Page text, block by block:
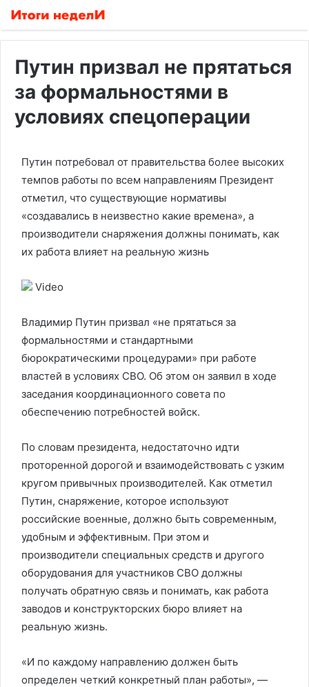
Путин призвал не прятаться
за формальностями в
условиях спецоперации
Путин потребовал от правительства более высоких
темпов работы по всем направлениям Президент
отметил, что существующие нормативы
«создавались в неизвестно какие времена», а
производители снаряжения должны понимать, как
их работа влияет на реальную жизнь
Video
Владимир Путин призвал «не прятаться за
формальностями и стандартными
бюрократическими процедурами» при работе
властей в условиях СВО. Об этом он заявил в ходе
заседания координационного совета по
обеспечению потребностей войск.
По словам президента, недостаточно идти
проторенной дорогой и взаимодействовать с узким
кругом привычных производителей. Как отметил
Путин, снаряжение, которое используют
российские военные, должно быть современным,
удобным и эффективным. При этом и
производители специальных средств и другого
оборудования для участников СВО должны
получать обратную связь и понимать, как работа
заводов и конструкторских бюро влияет на
реальную жизнь.
«И по каждому направлению должен быть
определен четкий конкретный план работы», —